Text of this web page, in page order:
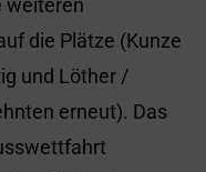
weiteren
die Plätze (Kunze
und Löther /
erneut). Das